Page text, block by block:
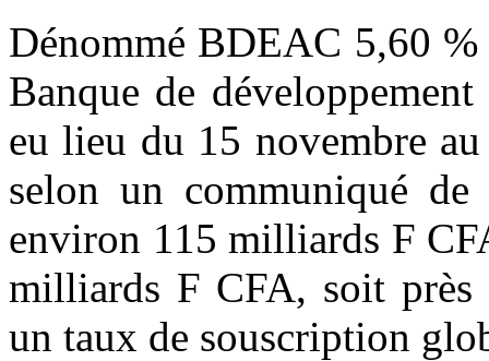
Dénommé BDEAC 5,60
Banque de
eu lieu du 15 novembre
selon un communiqué
environ 115 milliards F
milliards F CFA, soit
un taux de souscription